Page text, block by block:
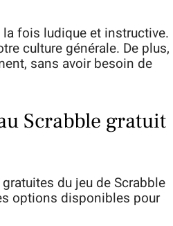
la fois ludique et instructive.
culture générale. De plus,
sans avoir besoin de
Scrabble gratuit
du jeu de Scrabble
options disponibles pour